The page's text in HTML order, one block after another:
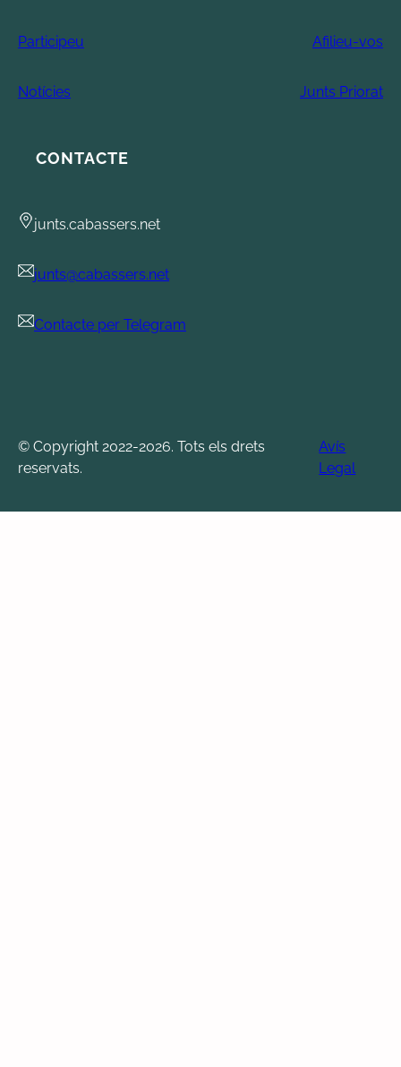
Participeu Afilieu-vos
Notícies Junts Priorat
CONTACTE
junts.cabassers.net
junts@cabassers.net
Contacte per Telegram
© Copyright 2022-2026. Tots els drets
reservats.
Avís
Legal